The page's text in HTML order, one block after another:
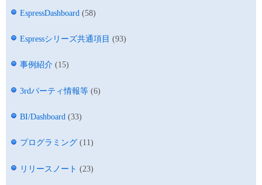
EspressDashboard (58)
Espressシリーズ共通項目 (93)
事例紹介 (15)
3rdパーティ情報等 (6)
BI/Dashboard (33)
プログラミング (11)
リリースノート (23)